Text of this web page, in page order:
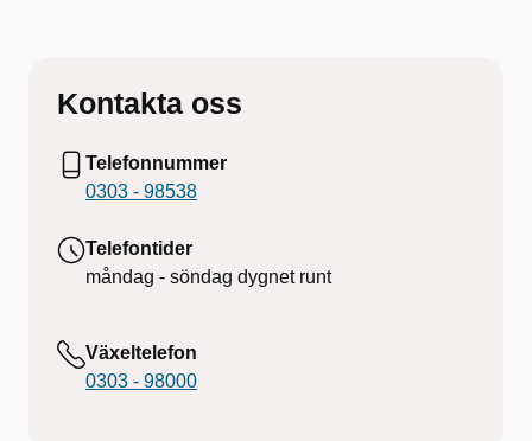
Kontakta oss
Telefonnummer
0303 - 98538
Telefontider
måndag - söndag dygnet runt
Växeltelefon
0303 - 98000